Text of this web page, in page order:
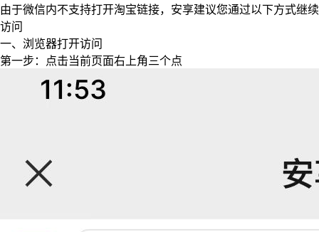
由于微信内不支持打开淘宝链接，安享建议您通过以下方式继续
访问
一、浏览器打开访问
第一步：点击当前页面右上角三个点